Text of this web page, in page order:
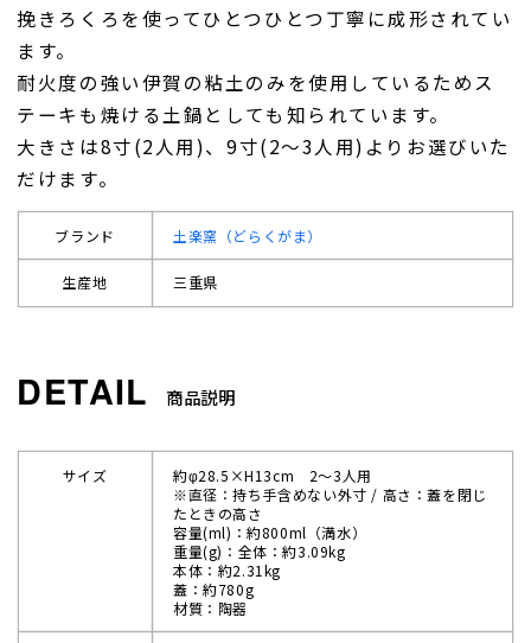
挽きろくろを使ってひとつひとつ丁寧に成形されてい
ます。
耐火度の強い伊賀の粘土のみを使用しているためス
テーキも焼ける土鍋としても知られています。
大きさは8寸(2人用)、9寸(2～3人用)よりお選びいた
だけます。
ブランド 土楽窯（どらくがま）
生産地 三重県
商品説明
サイズ
約φ28.5×H13cm 2～3人用
※直径：持ち手含めない外寸 / 高さ：蓋を閉じ
たときの高さ
容量(ml)：約800ml（満水）
重量(g)：全体：約3.09kg
本体：約2.31kg
蓋：約780g
材質：陶器